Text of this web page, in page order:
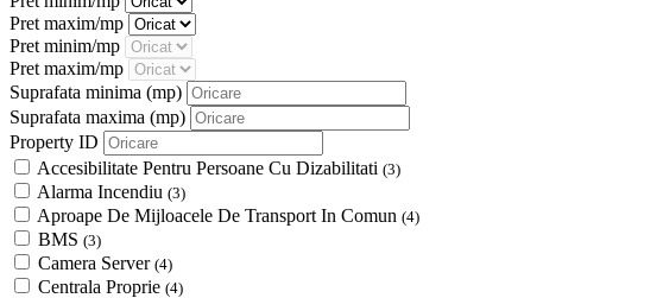
Pret maxim/mp
Pret minim/mp
Pret maxim/mp
Suprafata minima (mp)
Suprafata maxima (mp)
Property ID
Accesibilitate Pentru Persoane Cu Dizabilitati (3)
Alarma Incendiu (3)
Aproape De Mijloacele De Transport In Comun (4)
BMS (3)
Camera Server (4)
Centrala Proprie (4)